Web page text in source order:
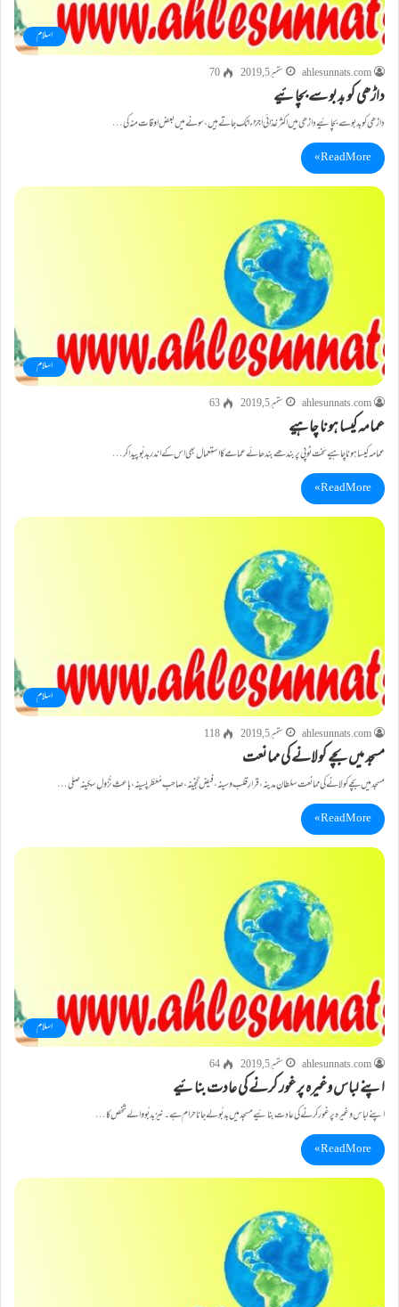
اسلام
ahlesunnats.com
ستمبر 5, 2019 70
داڑھی کو بدبو سے بچائیے
داڑھی کو بدبو سے بچائیے داڑھی میں اکثر غذائی اَجزاء اٹک جاتے ہیں ، سونے میں بعض اوقات منہ کی…
Read More »
اسلام
ahlesunnats.com
ستمبر 5, 2019 63
عمامہ کیسا ہونا چاہیے
عمامہ کیسا ہونا چاہیے سَخت ٹوپی پر بندھے بندھائے عمامے کا استِعمال بھی اس کے اندر بد بُو پیدا کر…
Read More »
اسلام
ahlesunnats.com
ستمبر 5, 2019 118
مسجد میں بچے کو لانے کی ممانعت
مسجد میں بچے کو لانے کی ممانعت سلطانِ مدینہ ،قرارِ قلب و سینہ،فیض گنجینہ،صاحِبِ مُعَطّر پسینہ، باعثِ نُزُولِ سکینہ صلی…
Read More »
اسلام
ahlesunnats.com
ستمبر 5, 2019 64
اپنے لباس وغیرہ پر غور کرنے کی عادت بنائیے
اپنے لباس وغیرہ پر غور کرنے کی عادت بنائیے مسجِد میں بدبُو لے جانا حرام ہے۔نیز بد بُووالے شخص کا…
Read More »